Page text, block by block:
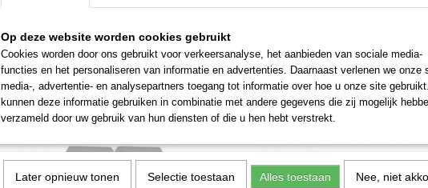
Märklin E490390 Balg lang zwart 4
(MBT11)
€ 7,50
Märklin E305800 Overgang
€ 7,50
Op deze website worden cookies gebruikt
Cookies worden door ons gebruikt voor verkeersanalyse, het aanbieden van sociale media-
functies en het personaliseren van informatie en advertenties. Daarnaast verlenen we onze
media-, advertentie- en analysepartners toegang tot informatie over hoe u onze site
kunnen deze informatie gebruiken in combinatie met andere gegevens die zij mogelijk
verzameld door uw gebruik van hun diensten of die u hen hebt verstrekt.
Later opnieuw tonen Selectie toestaan Alles toestaan Nee, niet